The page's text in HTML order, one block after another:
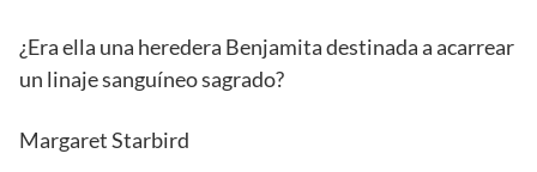
¿Era ella una heredera Benjamita destinada a acarrear
un linaje sanguíneo sagrado?
Margaret Starbird